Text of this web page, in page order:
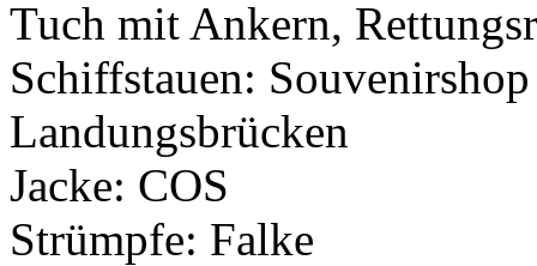
Tuch mit Ankern,
Schiffstauen:
Landungsbrücken
Jacke: COS
Strümpfe: Falke